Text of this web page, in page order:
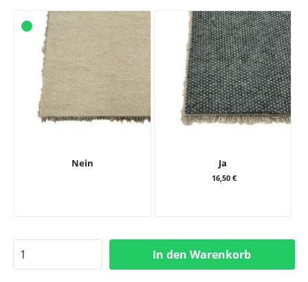
Nein Ja
16,50 €
In den Warenkorb